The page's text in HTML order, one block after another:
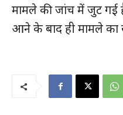
मामले की जांच में जुट गई
आने के बाद ही मामले का